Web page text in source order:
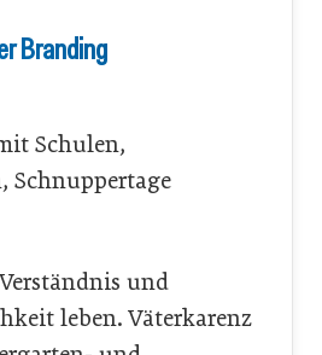
Branding
Schulen,
Schnuppertage
und
leben. Väterkarenz